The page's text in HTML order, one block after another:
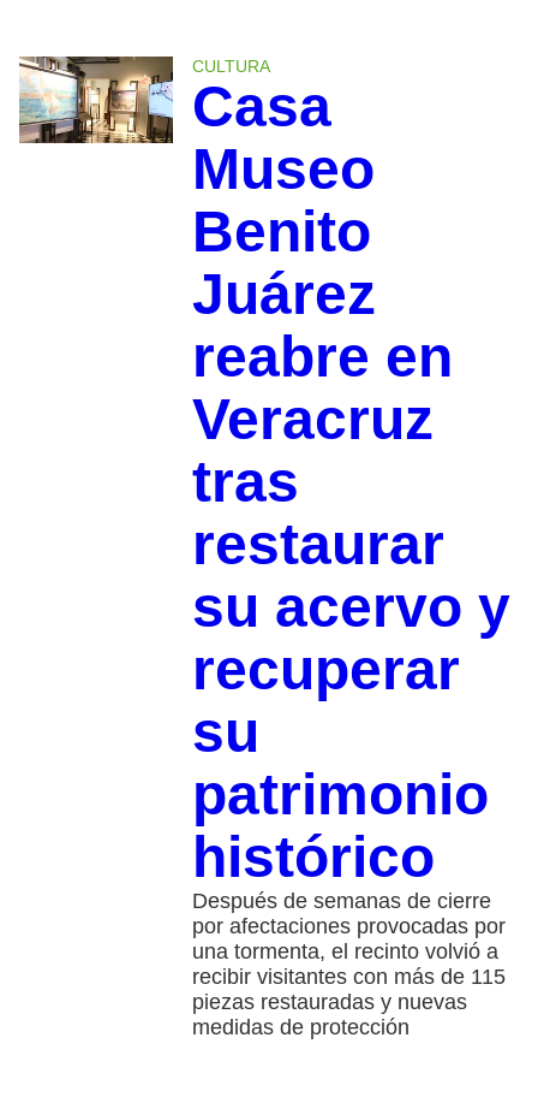
CULTURA
Casa
Museo
Benito
Juárez
reabre en
Veracruz
tras
restaurar
su acervo y
recuperar
su
patrimonio
histórico
Después de semanas de cierre
por afectaciones provocadas por
una tormenta, el recinto volvió a
recibir visitantes con más de 115
piezas restauradas y nuevas
medidas de protección